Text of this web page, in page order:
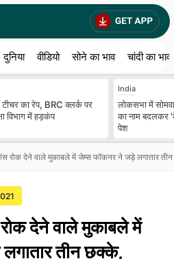
दुनिया वीडियो सोने का भाव चांदी का भाव
का रेप, BRC क्लर्क पर
विभाग में हड़कंप
India
लोकसभा में
का नाम बदलकर
पेश
रोक देने वाले मुकाबले में जेम्स फॉकनर ने जड़े लगातार
देने वाले मुकाबले में
तीन छक्के,